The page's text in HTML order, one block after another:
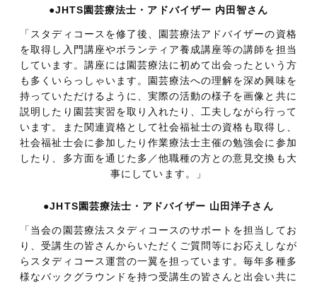
●JHTS園芸療法士・アドバイザー 内田智さん
「スタディコースを修了後、園芸療法アドバイザーの資格
を取得し入門講座やボランティア養成講座等の講師を担当
しています。講座には園芸療法に初めて出会ったという方
も多くいらっしゃいます。園芸療法への理解を深め興味を
持っていただけるように、実際の活動の様子を画像と共に
説明したり園芸実習を取り入れたり、工夫しながら行って
います。また関連資格として社会福祉士の資格も取得し、
社会福祉士会に参加したり作業療法士主催の勉強会に参加
したり、多方面を通じた多／他職種の方との意見交換も大
事にしています。」
●JHTS園芸療法士・アドバイザー 山田洋子さん
「当会の園芸療法スタディコースのサポートを担当してお
り、受講生の皆さんからいただくご質問等にお応えしなが
らスタディコース運営の一翼を担っています。毎年多種多
様なバックグラウンドを持つ受講生の皆さんと出会い共に